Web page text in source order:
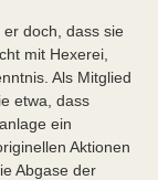
doch, dass sie
mit Hexerei,
Als Mitglied
etwa, dass
ein
Aktionen
Abgase der